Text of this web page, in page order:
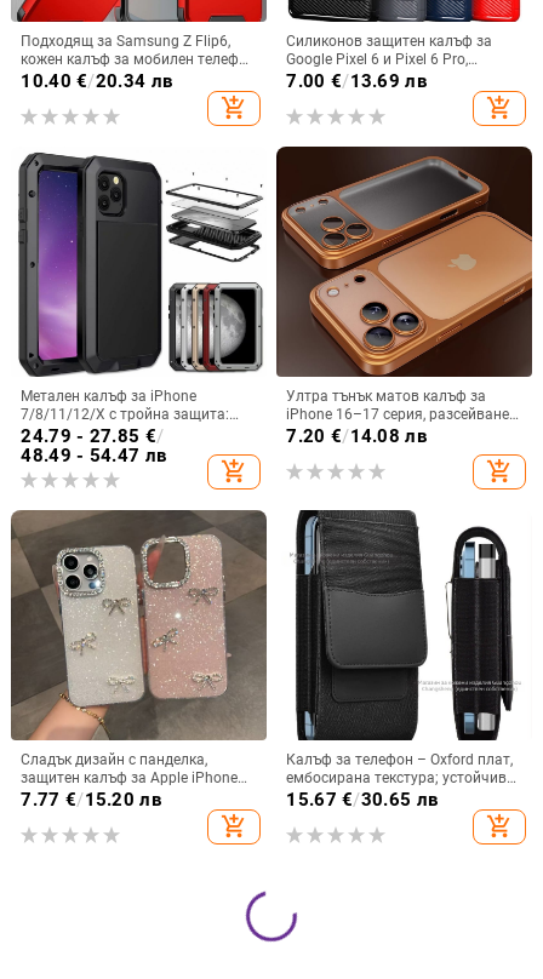
Подходящ за Samsung Z Flip6,
кожен калъф за мобилен телефон
Flip5, твърд двустранен калъф
против падане за Flip7, защитен
калъф Armor
10.40 €/20.34 лв
add_shopping_cart
Силиконов защитен калъф за
Google Pixel 6 и Pixel 6 Pro,
съвместим с Pixel 7a, пълна
7.00 €/13.69 лв
add_shopping_cart
Метален калъф за iPhone
7/8/11/12/X с тройна защита:
удароустойчив, прахоустойчив и
запечатан
24.79 - 27.85 €/
48.49 - 54.47 лв
add_shopping_cart
Ултра тънък матов калъф за
iPhone 16–17 серия, разсейване
на топлината, пълно покритие,
удароустойчив и устойчив на
отпечатъци
7.20 €/14.08 лв
add_shopping_cart
Сладък дизайн с панделка,
защитен калъф за Apple iPhone
11–15 Pro Max, пълен обхват
7.77 €/15.20 лв
add_shopping_cart
Калъф за телефон – Oxford плат,
ембосирана текстура; устойчив
на износ и изпадане, против
отпечатъци; съвместим с iPhone
12, iPhone 13, iPhone 14 и други
15.67 €/30.65 лв
add_shopping_cart